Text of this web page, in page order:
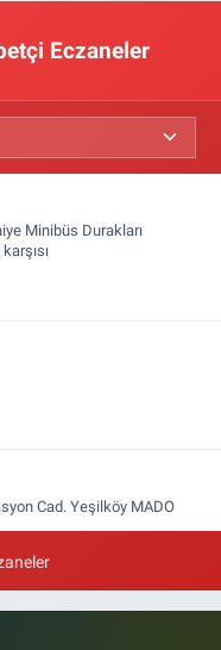
Eczaneler
Minibüs Durakları
Cad. Yeşilköy MADO